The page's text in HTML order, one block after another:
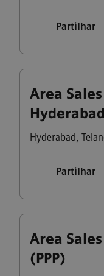
Partilhar
Area
Hyderabad
Hyderabad,
Partilhar
Area
(PPP)